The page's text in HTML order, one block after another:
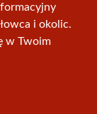
i okolic.
w Twoim